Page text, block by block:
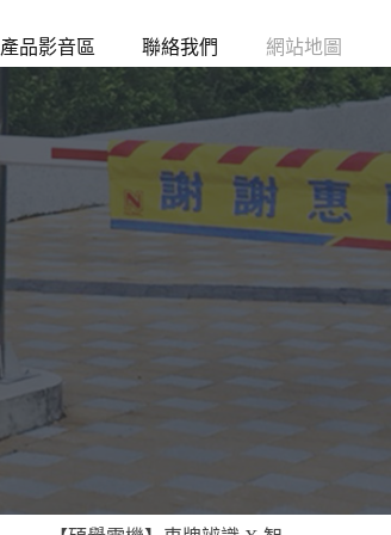
產品影音區 聯絡我們 網站地圖